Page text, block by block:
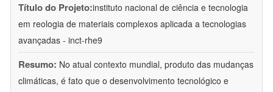
Título do Projeto:instituto nacional de ciência e tecnologia
em reologia de materiais complexos aplicada a tecnologias
avançadas - inct-rhe9
Resumo: No atual contexto mundial, produto das mudanças
climáticas, é fato que o desenvolvimento tecnológico e